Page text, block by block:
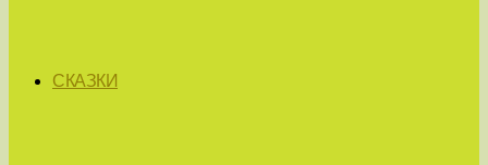
СКАЗКИ